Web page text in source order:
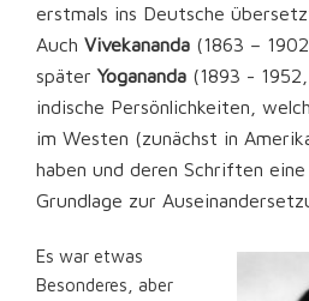
erstmals ins Deutsche
Auch Vivekananda (1863 –
späterYogananda (1893 -
indische Persönlichkeiten,
im Westen (zunächst in
haben und deren Schriften
Grundlage zur
Es war etwas
Besonderes, aber